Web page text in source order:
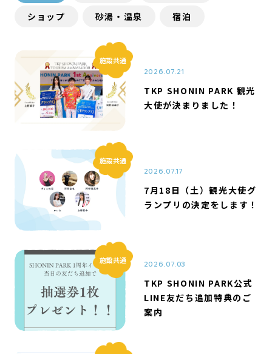
ショップ
砂湯・温泉 宿泊
施設共通
2026.07.21
TKP SHONIN PARK 観光
大使が決まりました！
施設共通
2026.07.17
7月18日（土）観光大使グ
ランプリの決定をします！
施設共通 2026.07.03
TKP SHONIN PARK公式
LINE友だち追加特典のご
案内